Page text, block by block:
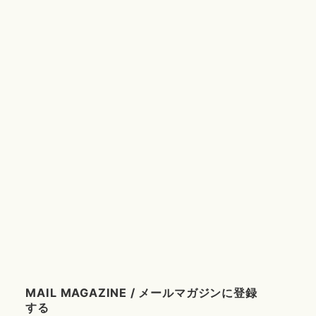
MAIL MAGAZINE / メールマガジンに登録
する